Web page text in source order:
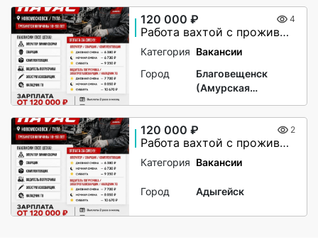
120 000 ₽ 4
Работа вахтой с проживанием для женщин, для мужчин
Категория Вакансии
Город
Благовещенск
(Амурская
120 000 ₽ 2
Работа вахтой с проживанием для женщин, для мужчин
Категория Вакансии
Город Адыгейск